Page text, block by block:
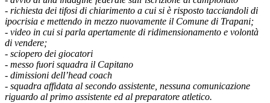
- ⁠richiesta dei tifosi di chiarimento a cui si è risposto tacciandoli di
ipocrisia e mettendo in mezzo nuovamente il Comune di Trapani;
- ⁠video in cui si parla apertamente di ridimensionamento e volontà
di vendere;
- ⁠sciopero dei giocatori
- ⁠messo fuori squadra il Capitano
- ⁠dimissioni dell’head coach
- ⁠squadra affidata al secondo assistente, nessuna comunicazione
riguardo al primo assistente ed al preparatore atletico.